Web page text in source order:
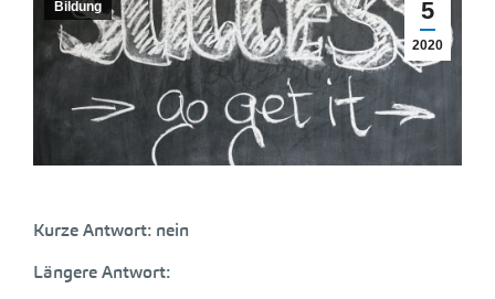
5
2020
Bildung
Kurze Antwort: nein
Längere Antwort: